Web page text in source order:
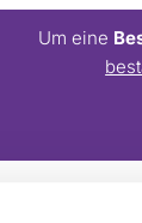
Um eine